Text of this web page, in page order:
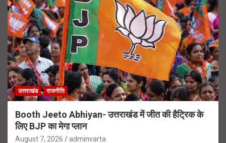
उत्तराखंड राजनीति
Booth Jeeto Abhiyan- उत्तराखंड में जीत की हैट्रिक के
लिए BJP का मेगा प्लान
August 7, 2026 adminvarta